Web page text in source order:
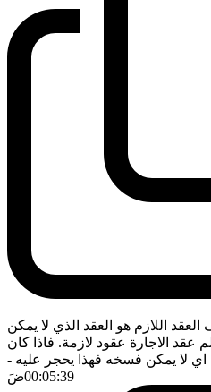
اللازم هو العقد الذي لا يمكن
عقد الاجارة عقود لازمة. فاذا كان
لا يمكن فسخه فهذا يحجر عليه -
00:05:39ضَ